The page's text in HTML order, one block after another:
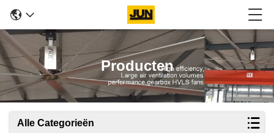
Producten
Alle Categorieën